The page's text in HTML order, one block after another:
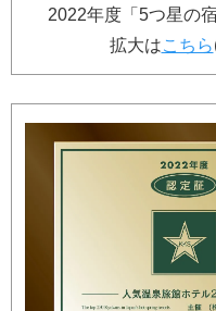
2022年度「5つ星の
拡大はこちら